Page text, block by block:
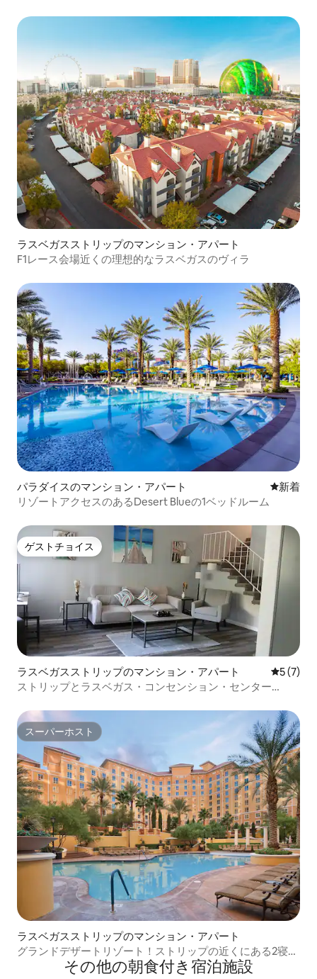
ラスベガスストリップのマンション・アパート
F1レース会場近くの理想的なラスベガスのヴィラ
パラダイスのマンション・アパート 新しい宿
新着
リゾートアクセスのあるDesert Blueの1ベッドルーム
ゲストチョイス
ゲストチョイス
ラスベガスストリップのマンション・アパート レビュー
5 (7)
ストリップとラスベガス・コンセンション・センター
スーパーホスト
スーパーホスト
ラスベガスストリップのマンション・アパート
グランドデザートリゾート！ストリップの近くにある2寝
その他の朝食付き宿泊施設